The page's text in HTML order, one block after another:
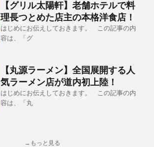
【グリル太陽軒】老舗ホテルで料
理長つとめた店主の本格洋食店！
はじめにお伝えしておきます。 この記事の内
容は、「グ
【丸源ラーメン】全国展開する人
気ラーメン店が道内初上陸！
はじめにお伝えしておきます。 この記事の内
容は、「丸
→もっと見る